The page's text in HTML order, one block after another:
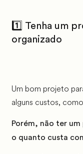
1️⃣ Tenha um
organizado
Um bom projeto
alguns custos,
Porém, não ter
o quanto custa